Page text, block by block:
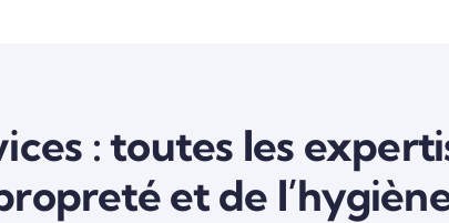
: toutes les
et de